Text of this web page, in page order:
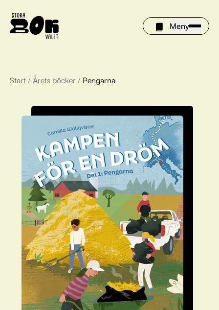
Meny
Årets böcker
Om Stora bokvalet
Olivia tipsar
Vinnare
FAQ
För bibliotek
Start / Årets böcker / Pengarna